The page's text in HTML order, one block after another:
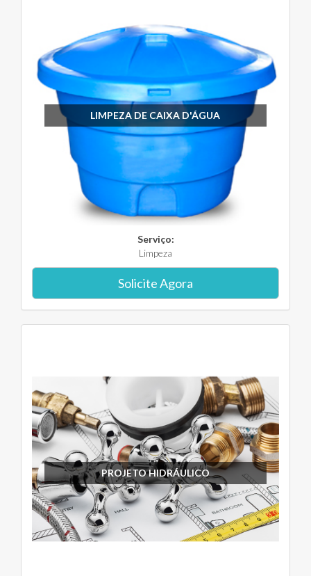
LIMPEZA DE CAIXA D'ÁGUA
Serviço:
Limpeza
Solicite Agora
PROJETO HIDRÁULICO